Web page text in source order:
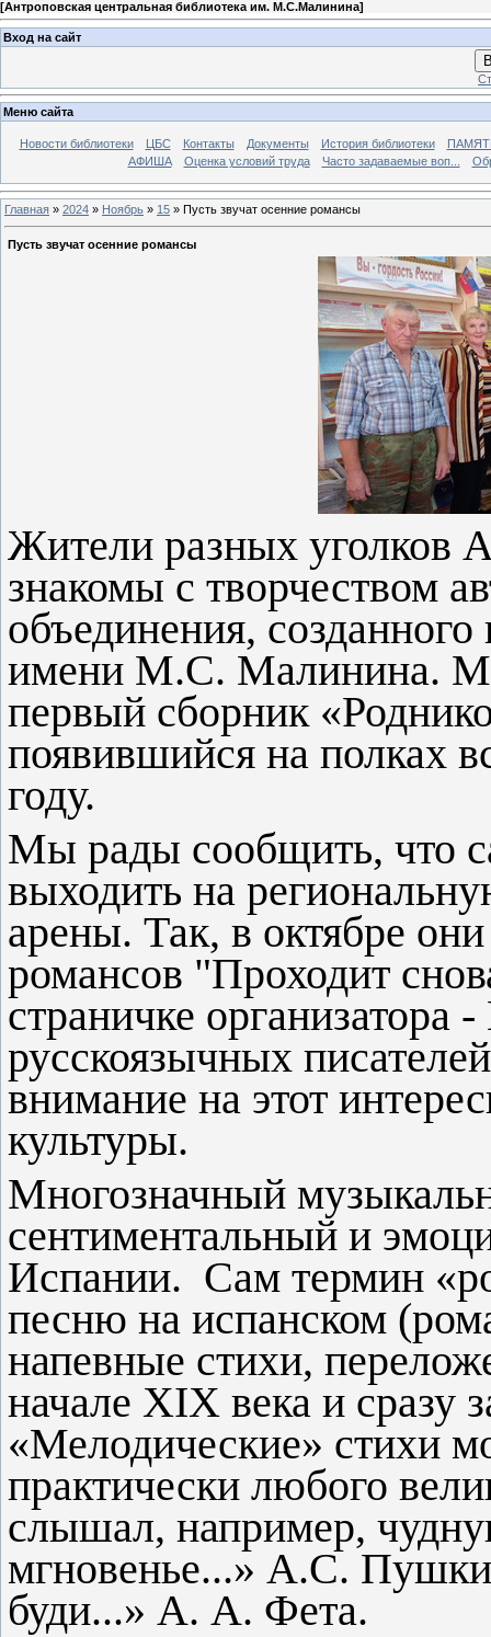
[Антроповская центральная библиотека им. М.С.Малинина]
Вход на сайт
Меню сайта
Новости библиотеки ЦБС Контакты Документы История библиотеки
АФИША
Оценка условий труда Часто задаваемые воп...
Главная » 2024 » Ноябрь » 15 » Пусть звучат осенние романсы
Пусть звучат осенние романсы
Жители разных уголков
знакомы с творчеством
объединения,
имени М.С. Малинина.
первый сборник
появившийся на полках
году.
Мы рады сообщить, что
выходить на
арены. Так, в октябре
романсов "Проходит
страничке
русскоязычных
внимание на этот
культуры.
Многозначный
сентиментальный и
Испании. Сам термин
песню на испанском
напевные стихи,
начале XIX века и сразу
«Мелодические» стихи
практически любого
слышал, например,
мгновенье...» А.С.
буди...» А. А. Фета.